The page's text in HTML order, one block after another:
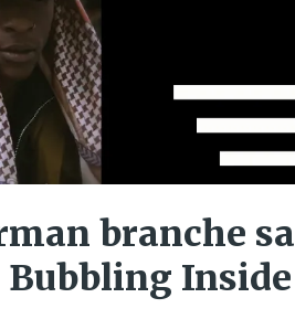
branche sa
Inside